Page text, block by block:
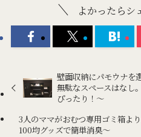
よかったらシ
壁面収納にパモウナを
無駄なスペースはなし
ぴったり！～
3人のママがおむつ専用ゴミ箱よ
100均グッズで簡単消臭〜